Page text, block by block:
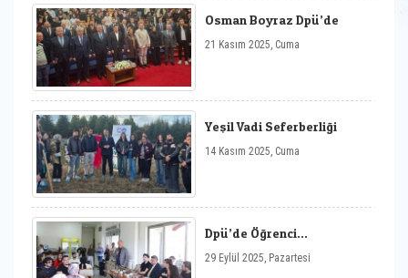
Osman Boyraz Dpü’de
21 Kasım 2025, Cuma
Yeşil Vadi Seferberliği
14 Kasım 2025, Cuma
Dpü’de Öğrenci
29 Eylül 2025, Pazartesi